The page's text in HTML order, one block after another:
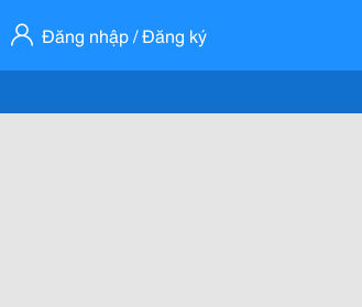
Đăng nhập / Đăng ký